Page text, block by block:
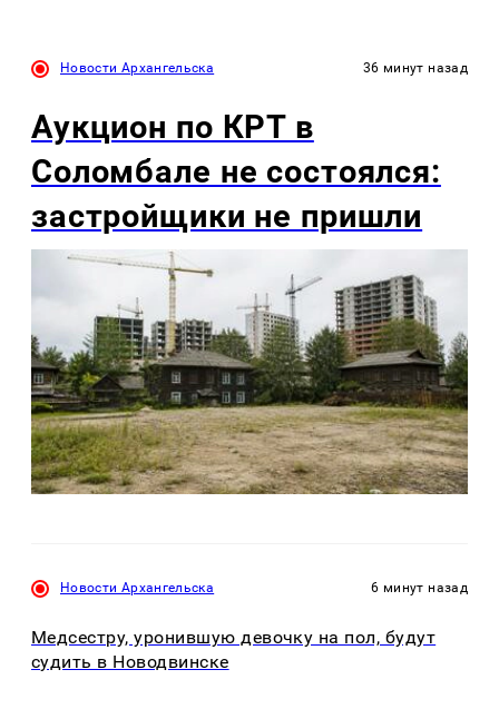
Новости Архангельска 36 минут назад
Аукцион по КРТ в
Соломбале не состоялся:
застройщики не пришли
Новости Архангельска 6 минут назад
Медсестру, уронившую девочку на пол, будут
судить в Новодвинске